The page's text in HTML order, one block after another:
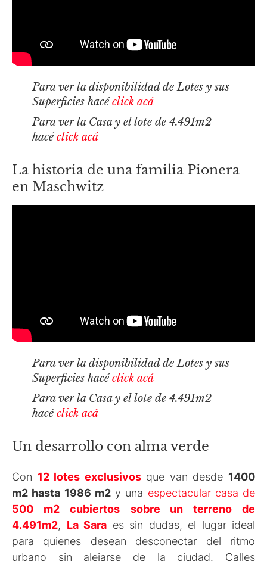
Para ver la disponibilidad de Lotes y sus
Superficies hacéclick acá
Para ver la Casa y el lote de 4.491m2
hacéclick acá
La historia de una familia Pionera
en Maschwitz
Para ver la disponibilidad de Lotes y sus
Superficies hacéclick acá
Para ver la Casa y el lote de 4.491m2
hacéclick acá
Un desarrollo con alma verde
Con 12 lotes exclusivosque van desde 1400
m2 hasta 1986 m2y una espectacular casa de
500 m2 cubiertos
sobre un terreno de
4.491m2, La Sara es sin dudas, el lugar ideal
para quienes desean desconectar del ritmo
urbano sin alejarse de la ciudad. Calles